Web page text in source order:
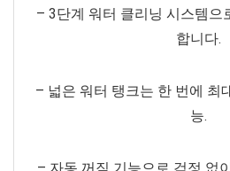
– 3단계 워터 클리닝 시스템으
합니다.
– 넓은 워터 탱크는 한 번에 최
능.